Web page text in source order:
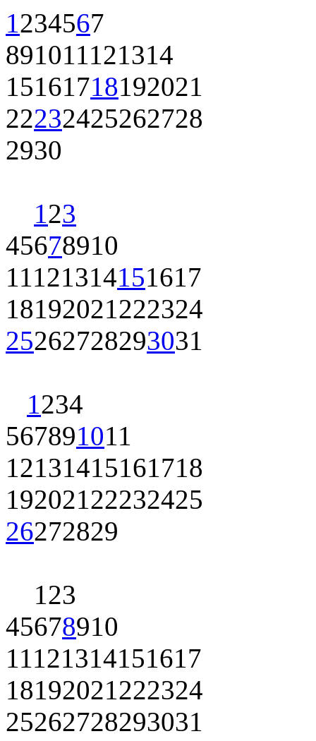
1234567
891011121314
15161718192021
22232425262728
2930
123
45678910
11121314151617
18192021222324
25262728293031
1234
567891011
12131415161718
19202122232425
26272829
123
45678910
11121314151617
18192021222324
25262728293031